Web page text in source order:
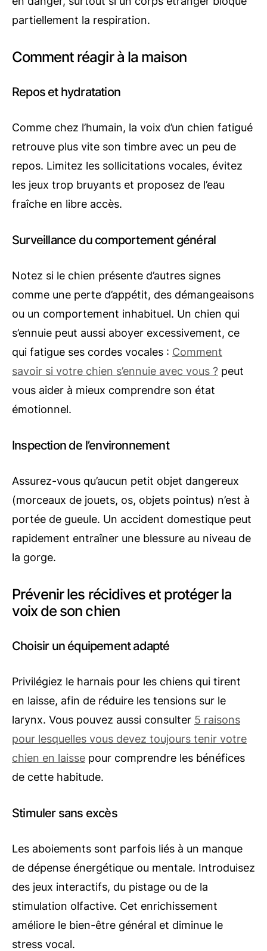
partiellement la respiration.
Comment réagir à la maison
Repos et hydratation
Comme chez l’humain, la voix d’un chien fatigué
retrouve plus vite son timbre avec un peu de
repos. Limitez les sollicitations vocales, évitez
les jeux trop bruyants et proposez de l’eau
fraîche en libre accès.
Surveillance du comportement général
Notez si le chien présente d’autres signes
comme une perte d’appétit, des démangeaisons
ou un comportement inhabituel. Un chien qui
s’ennuie peut aussi aboyer excessivement, ce
qui fatigue ses cordes vocales : Comment
savoir si votre chien s’ennuie avec vous ? peut
vous aider à mieux comprendre son état
émotionnel.
Inspection de l’environnement
Assurez-vous qu’aucun petit objet dangereux
(morceaux de jouets, os, objets pointus) n’est à
portée de gueule. Un accident domestique peut
rapidement entraîner une blessure au niveau de
la gorge.
Prévenir les récidives et protéger la
voix de son chien
Choisir un équipement adapté
Privilégiez le harnais pour les chiens qui tirent
en laisse, afin de réduire les tensions sur le
larynx. Vous pouvez aussi consulter 5 raisons
pour lesquelles vous devez toujours tenir votre
chien en laisse pour comprendre les bénéfices
de cette habitude.
Stimuler sans excès
Les aboiements sont parfois liés à un manque
de dépense énergétique ou mentale. Introduisez
des jeux interactifs, du pistage ou de la
stimulation olfactive. Cet enrichissement
améliore le bien-être général et diminue le
stress vocal.